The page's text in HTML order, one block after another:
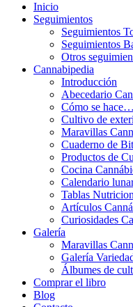
Inicio
Seguimientos
Seguimientos
Seguimientos
Otros
Cannabipedia
Introducción
Abecedario
Cómo se hace…
Cultivo de
Maravillas
Cuaderno de
Productos de
Cocina
Calendario
Tablas
Artículos
Curiosidades
Galería
Maravillas
Galería
Álbumes de
Comprar el libro
Blog